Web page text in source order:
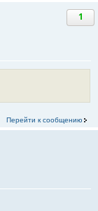
1
Перейти к сообщению